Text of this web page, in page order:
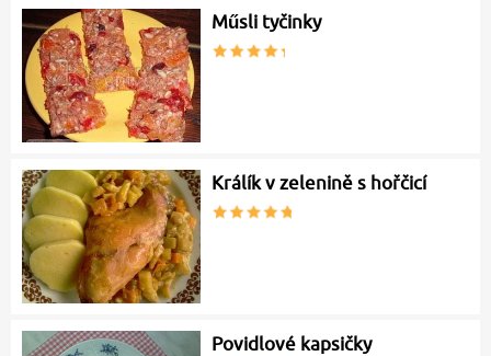
Műsli tyčinky
Králík v zelenině s hořčicí
Povidlové kapsičky